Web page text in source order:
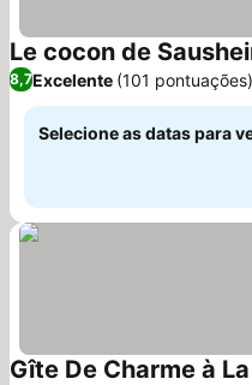
Le cocon de
8,7Excelente (101 pontuações)
Selecione as datas para
Gîte De Charme à